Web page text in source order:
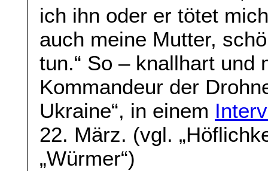
ich ihn oder er tötet
auch meine Mutter,
tun.“ So – knallhart und
Kommandeur der
Ukraine“, in einem
22. März. (vgl.
„Würmer“)